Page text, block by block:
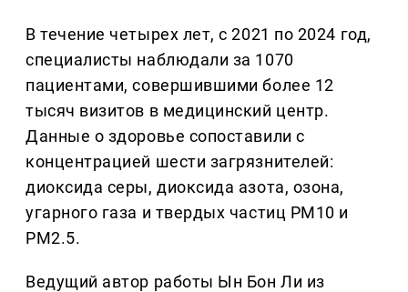
В течение четырех лет, с 2021 по 2024 год,
специалисты наблюдали за 1070
пациентами, совершившими более 12
тысяч визитов в медицинский центр.
Данные о здоровье сопоставили с
концентрацией шести загрязнителей:
диоксида серы, диоксида азота, озона,
угарного газа и твердых частиц PM10 и
PM2.5.
Ведущий автор работы Ын Бон Ли из